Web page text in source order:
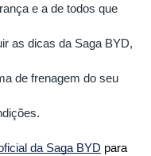
e a de todos que
as dicas da Saga BYD,
de frenagem do seu
da Saga BYD para